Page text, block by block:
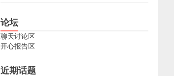
论坛
聊天讨论区
开心报告区
近期话题